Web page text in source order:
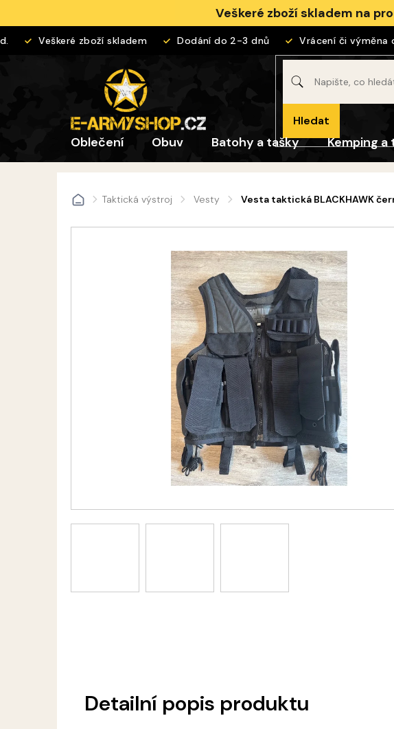
obsah
Veškeré zboží skladem na
Veškeré zboží skladem Dodání do 2-3 dnů Vrácení či výměna
Hledat
Oblečení Obuv Batohy a tašky Kemping
DomůTaktická výstroj Vesty Vesta taktická BLACKHAWK
Detailní popis produktu